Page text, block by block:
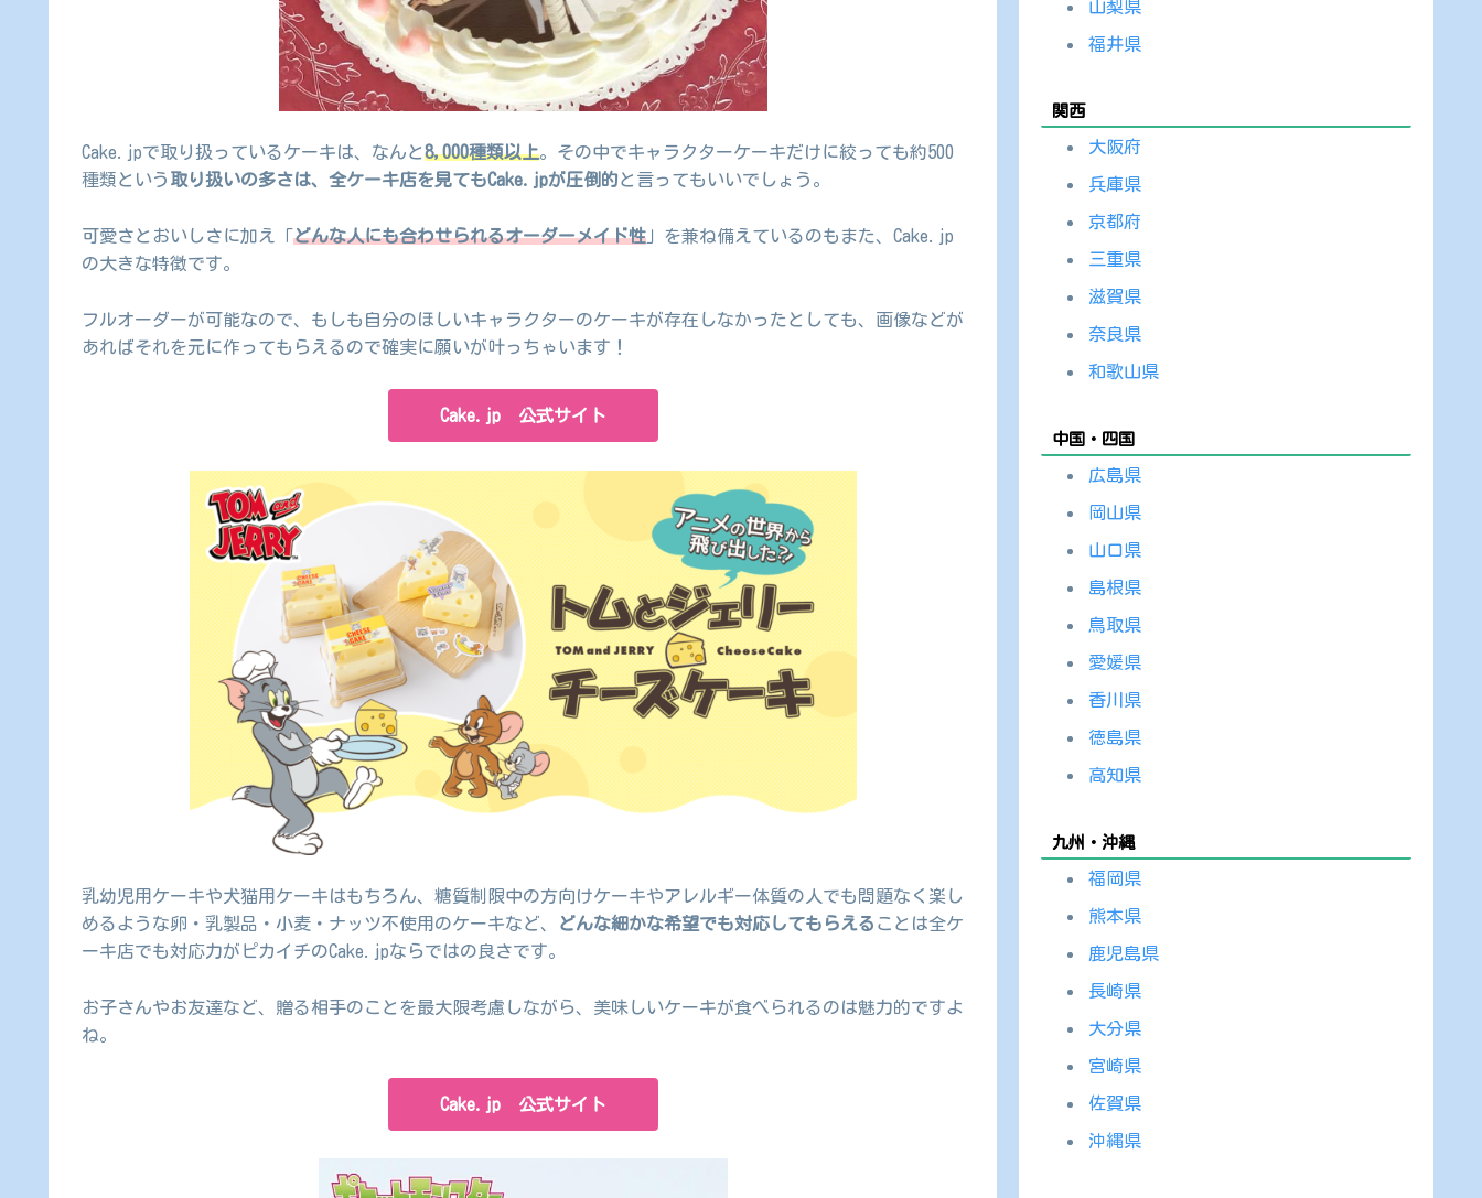
Cake.jpで取り扱っているケーキは、なんと8,000種類以上。その中でキャラクターケーキだけに絞っても約500
種類という 取り扱いの多さは、全ケーキ店を見てもCake.jpが圧倒的と言ってもいいでしょう。
可愛さとおいしさに加え「 どんな人にも合わせられるオーダーメイド性 」を兼ね備えているのもまた、Cake.jp
の大きな特徴です。
フルオーダーが可能なので、もしも自分のほしいキャラクターのケーキが存在しなかったとしても、画像などが
あればそれを元に作ってもらえるので確実に願いが叶っちゃいます！
Cake.jp 公式サイト
乳幼児用ケーキや犬猫用ケーキはもちろん、糖質制限中の方向けケーキやアレルギー体質の人でも問題なく楽し
めるような卵・乳製品・小麦・ナッツ不使用のケーキなど、
どんな細かな希望でも対応してもらえる ことは全ケ
ーキ店でも対応力がピカイチのCake.jpならではの良さです。
お子さんやお友達など、贈る相手のことを最大限考慮しながら、美味しいケーキが食べられるのは魅力的ですよ
ね。
Cake.jp 公式サイト
山梨県
福井県
関西
大阪府
兵庫県
京都府
三重県
滋賀県
奈良県
和歌山県
中国・四国
広島県
岡山県
山口県
島根県
鳥取県
愛媛県
香川県
徳島県
高知県
九州・沖縄
福岡県
熊本県
鹿児島県
長崎県
大分県
宮崎県
佐賀県
沖縄県